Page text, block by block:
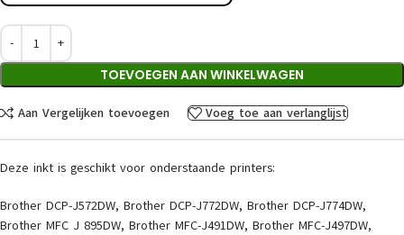
TOEVOEGEN AAN WINKELWAGEN
Aan Vergelijken toevoegen Voeg toe aan verlanglijst
Deze inkt is geschikt voor onderstaande printers:
Brother DCP-J572DW, Brother DCP-J772DW, Brother DCP-J774DW,
Brother MFC J 895DW, Brother MFC-J491DW, Brother MFC-J497DW,